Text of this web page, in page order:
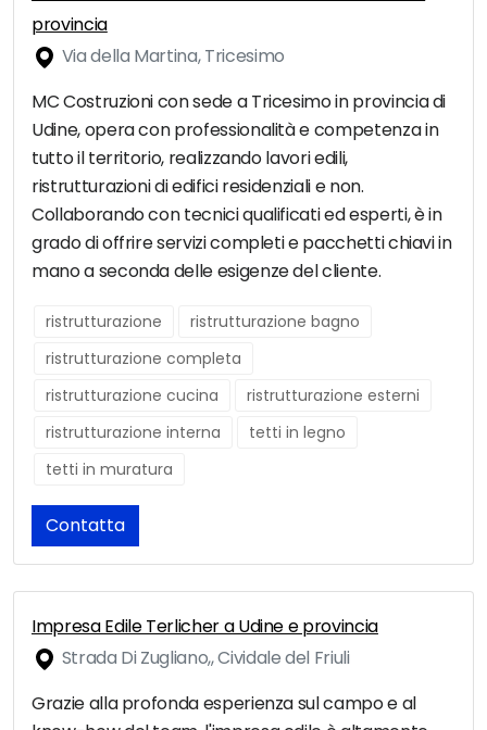
provincia
Via della Martina, Tricesimo
MC Costruzioni con sede a Tricesimo in provincia di
Udine, opera con professionalità e competenza in
tutto il territorio, realizzando lavori edili,
ristrutturazioni di edifici residenziali e non.
Collaborando con tecnici qualificati ed esperti, è in
grado di offrire servizi completi e pacchetti chiavi in
mano a seconda delle esigenze del cliente.
ristrutturazione
ristrutturazione bagno
ristrutturazione completa
ristrutturazione cucina
ristrutturazione esterni
ristrutturazione interna
tetti in legno
tetti in muratura
Contatta
Impresa Edile Terlicher a Udine e provincia
Strada Di Zugliano,, Cividale del Friuli
Grazie alla profonda esperienza sul campo e al